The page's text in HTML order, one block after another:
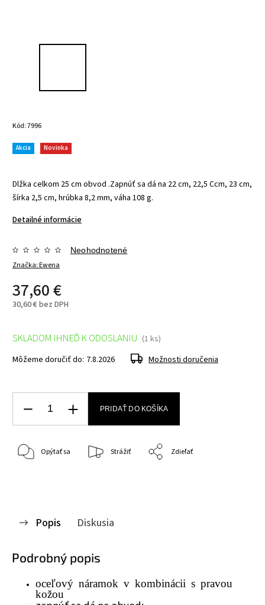
Kód:7996
Akcia Novinka
Dlžka celkom 25 cm obvod .Zapnúť sa dá na 22 cm, 22,5 Ccm, 23 cm,
šírka 2,5 cm, hrúbka 8,2 mm, váha 108 g.
Detailné informácie
Značka:Ewena
Neohodnotené
37,60 €
30,60 € bez DPH
SKLADOM IHNEĎ K ODOSLANIU (1 ks)
Môžeme doručiť do: 7.8.2026 Možnosti doručenia
PRIDAŤ DO KOŠÍKA
Opýtať sa Strážiť Zdieľať
Popis Diskusia
Podrobný popis
oceľový náramok v kombinácii s pravou
kožou